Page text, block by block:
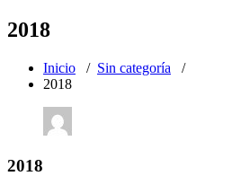
2018
Inicio / Sin categoría /
2018
2018